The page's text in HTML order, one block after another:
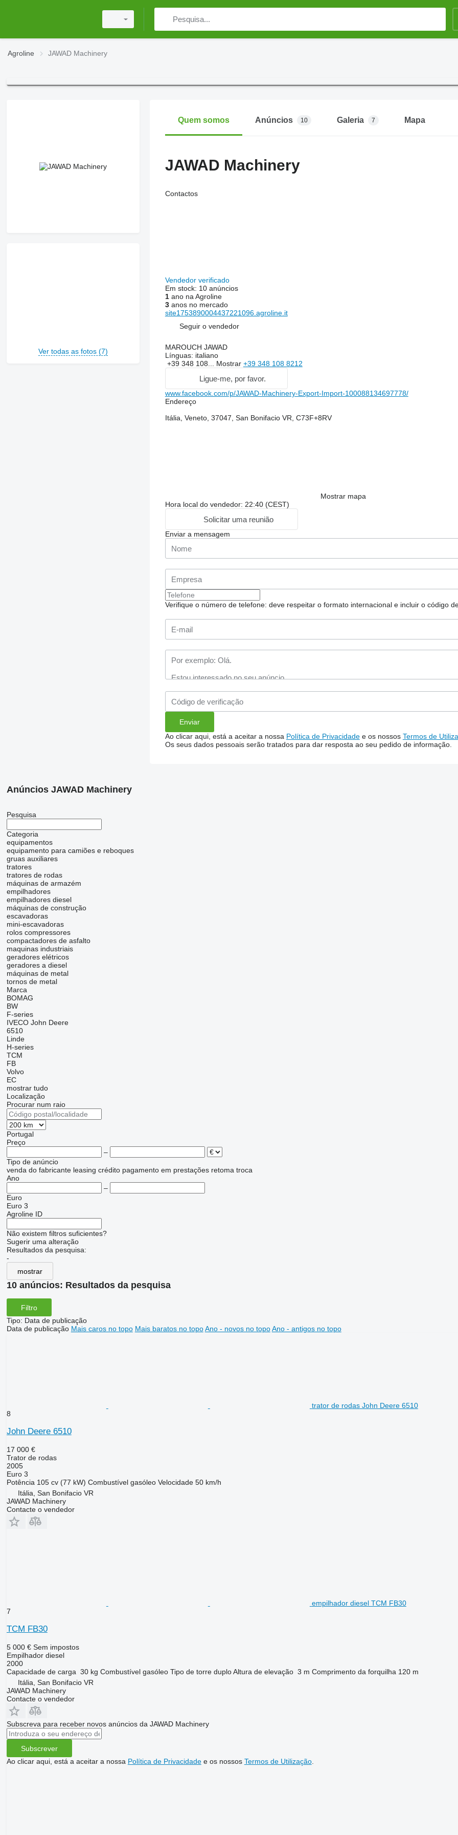
Agroline JAWAD Machinery
Ver todas as fotos (7)
Quem somos Anúncios 10 Galeria 7 Mapa
JAWAD Machinery
Contactos
Vendedor verificado
Em stock: 10 anúncios
1ano na Agroline
3anos no mercado
site1753890004437221096.agroline.it
Seguir o vendedor
MAROUCH JAWAD
Línguas: italiano
+39 348 108... Mostrar +39 348 108 8212
Ligue-me, por favor.
www.facebook.com/p/JAWAD-Machinery-Export-Import-100088134697778/
Endereço
Itália, Veneto, 37047, San Bonifacio VR, C73F+8RV
Mostrar mapa
Hora local do vendedor: 22:40 (CEST)
Solicitar uma reunião
Enviar a mensagem
Verifique o número de telefone: deve respeitar o formato internacional e incluir o código
Ao clicar aqui, está a aceitar a nossa Política de Privacidadee os nossos Termos de
Os seus dados pessoais serão tratados para dar resposta ao seu pedido de informação.
Anúncios JAWAD Machinery
Pesquisa
Categoria
equipamentos
equipamento para camiões e reboques
gruas auxiliares
tratores
tratores de rodas
máquinas de armazém
empilhadores
empilhadores diesel
máquinas de construção
escavadoras
mini-escavadoras
rolos compressores
compactadores de asfalto
maquinas industriais
geradores elétricos
geradores a diesel
máquinas de metal
tornos de metal
Marca
BOMAG
BW
F-series
IVECO John Deere
6510
Linde
H-series
TCM
FB
Volvo
EC
mostrar tudo
Localização
Procurar num raio
Portugal
Preço
–
Tipo de anúncio
venda do fabricante leasing crédito pagamento em prestações retoma troca
Ano
–
Euro
Euro 3
Agroline ID
Não existem filtros suficientes?
Sugerir uma alteração
Resultados da pesquisa:
-
mostrar
10 anúncios: Resultados da pesquisa
Filtro
Tipo: Data de publicação
Data de publicação Mais caros no topo Mais baratos no topo Ano - novos no topo Ano - antigos no topo
trator de rodas John Deere 6510
8
John Deere 6510
17 000 €
Trator de rodas
2005
Euro 3
Potência 105 cv (77 kW) Combustível gasóleo Velocidade 50 km/h
Itália, San Bonifacio VR
JAWAD Machinery
Contacte o vendedor
empilhador diesel TCM FB30
7
TCM FB30
5 000 € Sem impostos
Empilhador diesel
2000
Capacidade de carga 30 kg Combustível gasóleo Tipo de torre duplo Altura de elevação 3 m Comprimento da forquilha 120 m
Itália, San Bonifacio VR
JAWAD Machinery
Contacte o vendedor
Subscreva para receber novos anúncios da JAWAD Machinery
Subscrever
Ao clicar aqui, está a aceitar a nossa Política de Privacidadee os nossos Termos de Utilização.